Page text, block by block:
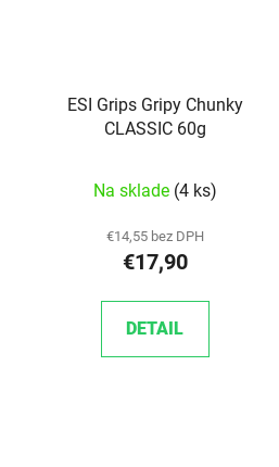
ESI Grips Gripy Chunky
CLASSIC 60g
Na sklade (4 ks)
€14,55 bez DPH
€17,90
DETAIL